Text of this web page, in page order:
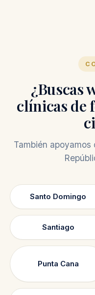
¿Buscas
clínicas de
También
Santo Domingo
Santiago
Punta Cana